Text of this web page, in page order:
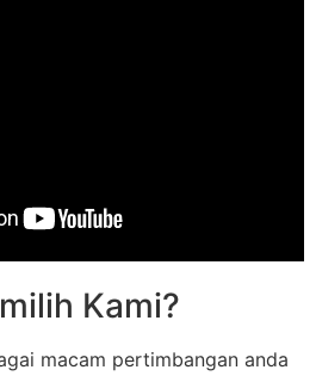
Kami?
macam pertimbangan anda